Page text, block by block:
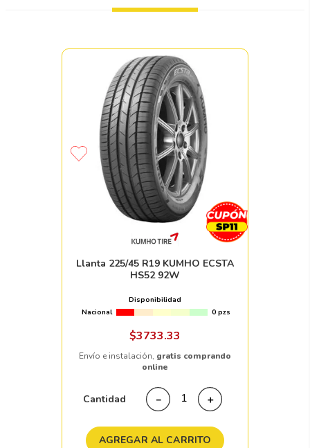
Llanta 225/45 R19 KUMHO ECSTA
HS52 92W
Disponibilidad
Nacional
0 pzs
$3733.33
Envío e instalación, gratis comprando
online
Cantidad ＋
－
AGREGAR AL CARRITO